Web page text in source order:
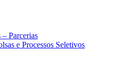
– Parcerias
e Processos Seletivos